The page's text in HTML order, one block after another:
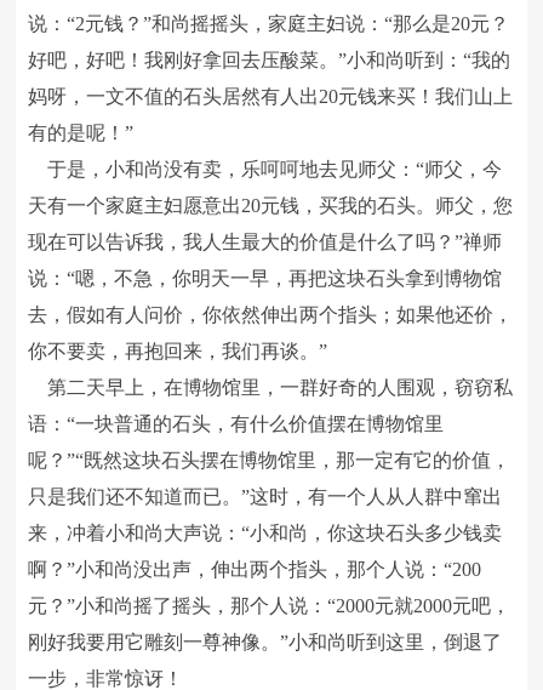
说：“2元钱？”和尚摇摇头，家庭主妇说：“那么是20元？
好吧，好吧！我刚好拿回去压酸菜。”小和尚听到：“我的
妈呀，一文不值的石头居然有人出20元钱来买！我们山上
有的是呢！”
于是，小和尚没有卖，乐呵呵地去见师父：“师父，今
天有一个家庭主妇愿意出20元钱，买我的石头。师父，您
现在可以告诉我，我人生最大的价值是什么了吗？”禅师
说：“嗯，不急，你明天一早，再把这块石头拿到博物馆
去，假如有人问价，你依然伸出两个指头；如果他还价，
你不要卖，再抱回来，我们再谈。”
第二天早上，在博物馆里，一群好奇的人围观，窃窃私
语：“一块普通的石头，有什么价值摆在博物馆里
呢？”“既然这块石头摆在博物馆里，那一定有它的价值，
只是我们还不知道而已。”这时，有一个人从人群中窜出
来，冲着小和尚大声说：“小和尚，你这块石头多少钱卖
啊？”小和尚没出声，伸出两个指头，那个人说：“200
元？”小和尚摇了摇头，那个人说：“2000元就2000元吧，
刚好我要用它雕刻一尊神像。”小和尚听到这里，倒退了
一步，非常惊讶！